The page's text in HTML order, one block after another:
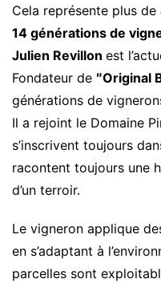
Cela représente plus de
14 générations de
Julien Revillon est
Fondateur de ″Original
générations de
Il a rejoint le Domaine
s’inscrivent toujours
racontent toujours une
d’un terroir.
Le vigneron applique
en s’adaptant à
parcelles sont